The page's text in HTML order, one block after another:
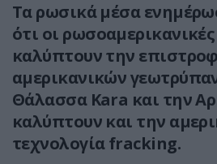
Τα ρωσικά μέσα
ότι οι
καλύπτουν την
αμερικανικών
Θάλασσα Kara και την
καλύπτουν και την
τεχνολογία fracking.